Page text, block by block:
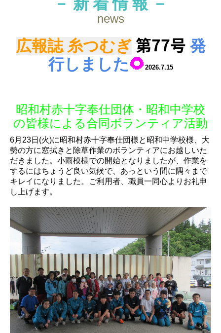
news
広報誌糸つむぎ 第77号 発
行しました🌻2026.7.15
昭和村赤十字奉仕団体・昭和中学校
の皆様による合同ボランティア活動
6月23日(火)に昭和村赤十字奉仕団様と昭和中学校様、大
勢の方に窓拭きと除草作業のボランティアにお越しいた
だきました。小雨模様での開始となりましたが、作業を
するにはちょうど良い気候で、あっという間に隅々まで
キレイになりました。ご利用者、職員一同心よりお礼申
し上げます。